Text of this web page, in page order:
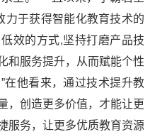
力于获得智能化教育技术的
效的方式,坚持打磨产品技
和服务提升，从而赋能个性
在他看来，通过技术提升教
，创造更多价值，才能让更
服务，让更多优质教育资源